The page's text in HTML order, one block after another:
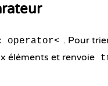
operator< . Pour
éléments et renvoie